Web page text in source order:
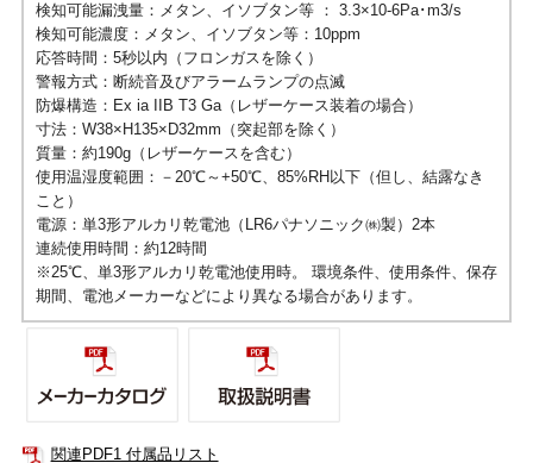
検知可能漏洩量：メタン、イソブタン等 ： 3.3×10-6Pa･m3/s
検知可能濃度：メタン、イソブタン等：10ppm
応答時間：5秒以内（フロンガスを除く）
警報方式：断続音及びアラームランプの点滅
防爆構造：Ex ia IIB T3 Ga（レザーケース装着の場合）
寸法：W38×H135×D32mm（突起部を除く）
質量：約190g（レザーケースを含む）
使用温湿度範囲：－20℃～+50℃、85%RH以下（但し、結露なき
こと）
電源：単3形アルカリ乾電池（LR6パナソニック㈱製）2本
連続使用時間：約12時間
※25℃、単3形アルカリ乾電池使用時。 環境条件、使用条件、保存
期間、電池メーカーなどにより異なる場合があります。
関連PDF1 付属品リスト